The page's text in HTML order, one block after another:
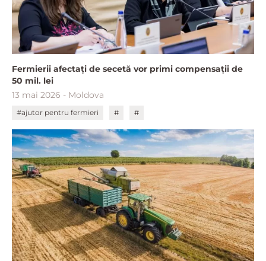
Fermierii afectați de secetă vor primi compensații de
50 mil. lei
13 mai 2026 - Moldova
#ajutor pentru fermieri # #